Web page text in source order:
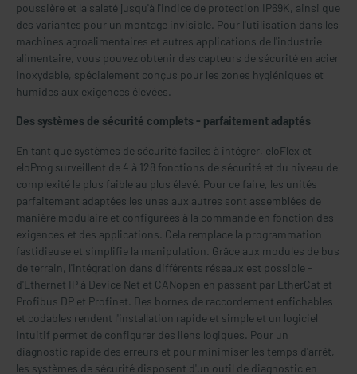
poussière et la saleté jusqu'à l'indice de protection IP69K, ainsi que
des variantes pour un montage invisible. Pour l'utilisation dans les
machines agroalimentaires et autres applications de l'industrie
alimentaire, vous pouvez obtenir des capteurs de sécurité en acier
inoxydable, spécialement conçus pour les zones hygiéniques et
humides aux exigences élevées.
Des systèmes de sécurité complets - parfaitement adaptés
En tant que systèmes de sécurité faciles à intégrer, eloFlex et
eloProg surveillent de 4 à 128 fonctions de sécurité et du niveau de
complexité le plus faible au plus élevé. Pour ce faire, les unités
parfaitement adaptées les unes aux autres sont assemblées de
manière modulaire et configurées à la commande en fonction des
exigences et des applications. Cela remplace la programmation
fastidieuse et simplifie la manipulation. Grâce aux modules de bus
de terrain, l'intégration dans différents réseaux est possible -
d'Ethernet IP à Device Net et CANopen en passant par EtherCat et
Profibus DP et Profinet. Des bornes de raccordement enfichables
et codables rendent l'installation rapide et simple et un logiciel
intuitif permet de configurer des liens logiques. Pour un
diagnostic rapide des erreurs et pour minimiser les temps d'arrêt,
les systèmes de sécurité disposent d'un outil de diagnostic en